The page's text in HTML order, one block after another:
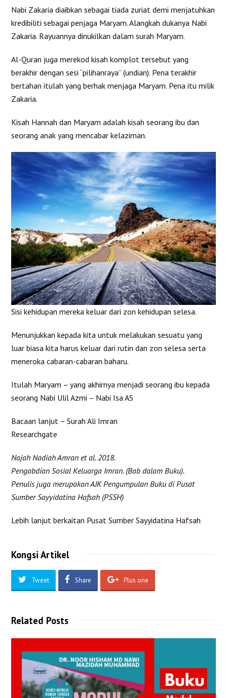
Nabi Zakaria diaibkan sebagai tiada zuriat demi menjatuhkan
kredibiliti sebagai penjaga Maryam. Alangkah dukanya Nabi
Zakaria. Rayuannya dinukilkan dalam surah Maryam.
Al-Quran juga merekod kisah komplot tersebut yang
berakhir dengan sesi “pilihanraya” (undian). Pena terakhir
bertahan itulah yang berhak menjaga Maryam. Pena itu milik
Zakaria.
Kisah Hannah dan Maryam adalah kisah seorang ibu dan
seorang anak yang mencabar kelaziman.
Sisi kehidupan mereka keluar dari zon kehidupan selesa.
Menunjukkan kepada kita untuk melakukan sesuatu yang
luar biasa kita harus keluar dari rutin dan zon selesa serta
meneroka cabaran-cabaran baharu.
Itulah Maryam – yang akhirnya menjadi seorang ibu kepada
seorang Nabi Ulil Azmi – Nabi Isa AS
Bacaan lanjut – Surah Ali Imran
Researchgate
Najah Nadiah Amran et al. 2018.
Pengabdian Sosial Keluarga Imran. (Bab dalam Buku).
Penulis juga merupakan AJK Pengumpulan Buku di Pusat
Sumber Sayyidatina Hafsah (PSSH)
Lebih lanjut berkaitan Pusat Sumber Sayyidatina Hafsah
Kongsi Artikel
Tweet Share Plus one
Related Posts